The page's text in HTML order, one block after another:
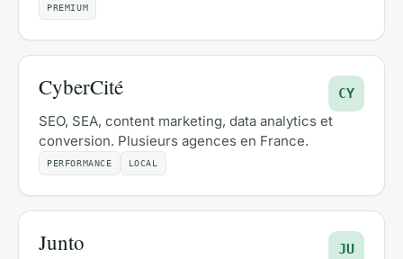
PREMIUM
CyberCité CY
SEO, SEA, content marketing, data analytics et
conversion. Plusieurs agences en France.
PERFORMANCE LOCAL
Junto JU